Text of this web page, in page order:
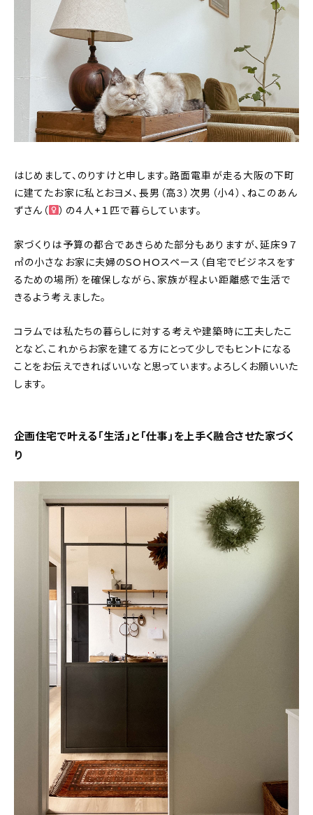
キッチン
ギフト
キッズ
会社概要
プライバシーポリシー
お問い合わせ
はじめまして、のりすけと申します。路面電車が走る大阪の下町
に建てたお家に私とおヨメ、長男（高３）次男（小４）、ねこのあん
ずさん（
）の４人+１匹で暮らしています。
家づくりは予算の都合であきらめた部分もありますが、延床９７
㎡の小さなお家に夫婦のSOHOスペース（自宅でビジネスをす
るための場所）を確保しながら、家族が程よい距離感で生活で
きるよう考えました。
コラムでは私たちの暮らしに対する考えや建築時に工夫したこ
となど、これからお家を建てる方にとって少しでもヒントになる
ことをお伝えできればいいなと思っています。よろしくお願いいた
します。
企画住宅で叶える「生活」と「仕事」を上手く融合させた家づく
り